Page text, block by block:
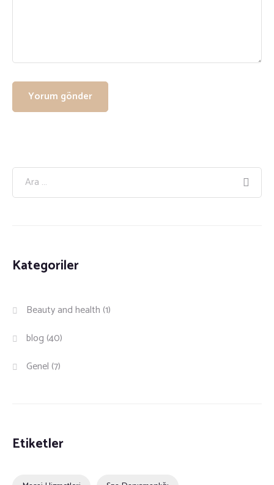
Kategoriler
Beauty and health (1)
blog (40)
Genel (7)
Etiketler